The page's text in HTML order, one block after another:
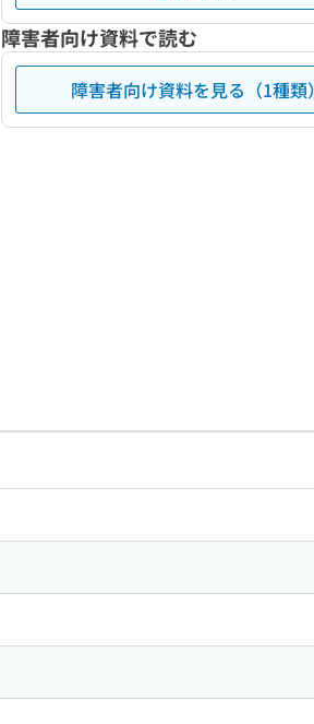
障害者向け資料で読む
障害者向け資料を見る（1種類）